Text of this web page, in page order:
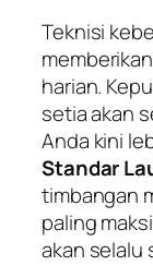
Teknisi
harian.
setia akan
Anda kini
Standar
timbangan
paling
akan selalu